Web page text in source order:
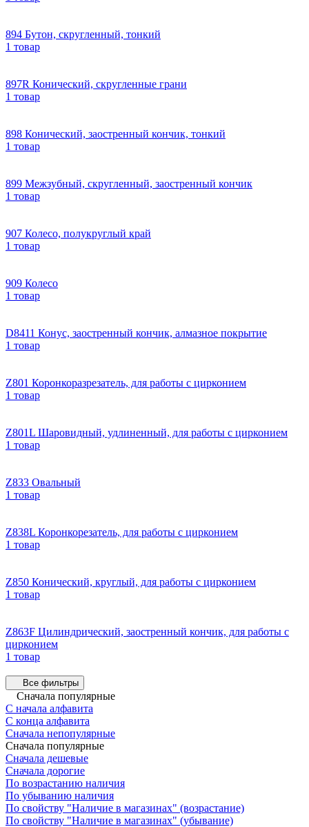
894 Бутон, скругленный, тонкий
1 товар
897R Конический, скругленные грани
1 товар
898 Конический, заостренный кончик, тонкий
1 товар
899 Межзубный, скругленный, заостренный кончик
1 товар
907 Колесо, полукруглый край
1 товар
909 Колесо
1 товар
D8411 Конус, заостренный кончик, алмазное покрытие
1 товар
Z801 Коронкоразрезатель, для работы с цирконием
1 товар
Z801L Шаровидный, удлиненный, для работы с цирконием
1 товар
Z833 Овальный
1 товар
Z838L Коронкорезатель, для работы с цирконием
1 товар
Z850 Конический, круглый, для работы с цирконием
1 товар
Z863F Цилиндрический, заостренный кончик, для работы с
цирконием
1 товар
Все фильтры
Сначала популярные
С начала алфавита
С конца алфавита
Сначала непопулярные
Сначала популярные
Сначала дешевые
Сначала дорогие
По возрастанию наличия
По убыванию наличия
По свойству "Наличие в магазинах" (возрастание)
По свойству "Наличие в магазинах" (убывание)